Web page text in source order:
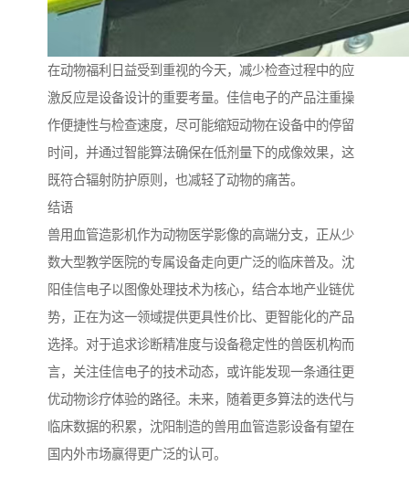
在动物福利日益受到重视的今天，减少检查过程中的应
激反应是设备设计的重要考量。佳信电子的产品注重操
作便捷性与检查速度，尽可能缩短动物在设备中的停留
时间，并通过智能算法确保在低剂量下的成像效果，这
既符合辐射防护原则，也减轻了动物的痛苦。
结语
兽用血管造影机作为动物医学影像的高端分支，正从少
数大型教学医院的专属设备走向更广泛的临床普及。沈
阳佳信电子以图像处理技术为核心，结合本地产业链优
势，正在为这一领域提供更具性价比、更智能化的产品
选择。对于追求诊断精准度与设备稳定性的兽医机构而
言，关注佳信电子的技术动态，或许能发现一条通往更
优动物诊疗体验的路径。未来，随着更多算法的迭代与
临床数据的积累，沈阳制造的兽用血管造影设备有望在
国内外市场赢得更广泛的认可。